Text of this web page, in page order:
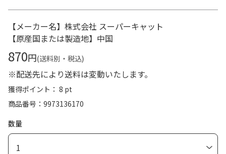
【メーカー名】株式会社 スーパーキャット
【原産国または製造地】中国
870円(送料別・税込)
※配送先により送料は変動いたします。
獲得ポイント： 8 pt
商品番号
9973136170
数量
1